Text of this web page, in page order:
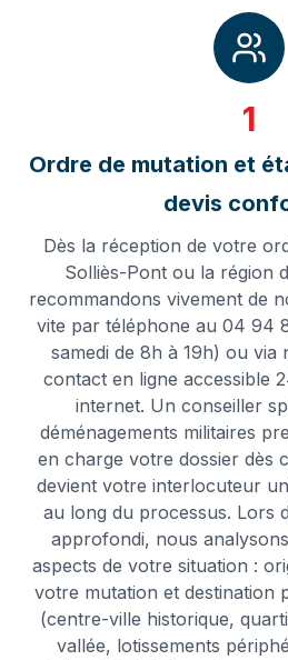
1
Ordre de mutation et
devis
Dès la réception de votre
Solliès-Pont ou la région
recommandons vivement de
vite par téléphone au 04 94
samedi de 8h à 19h) ou
contact en ligne accessible
internet. Un conseiller
déménagements militaires
en charge votre dossier dès
devient votre interlocuteur
au long du processus. Lors
approfondi, nous
aspects de votre situation :
votre mutation et destination
(centre-ville historique,
vallée, lotissements